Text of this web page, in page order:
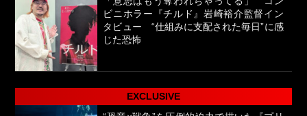
ビニホラー『チルド』岩崎裕介監督イン
タビュー “仕組みに支配された毎日”に感
じた恐怖
EXCLUSIVE